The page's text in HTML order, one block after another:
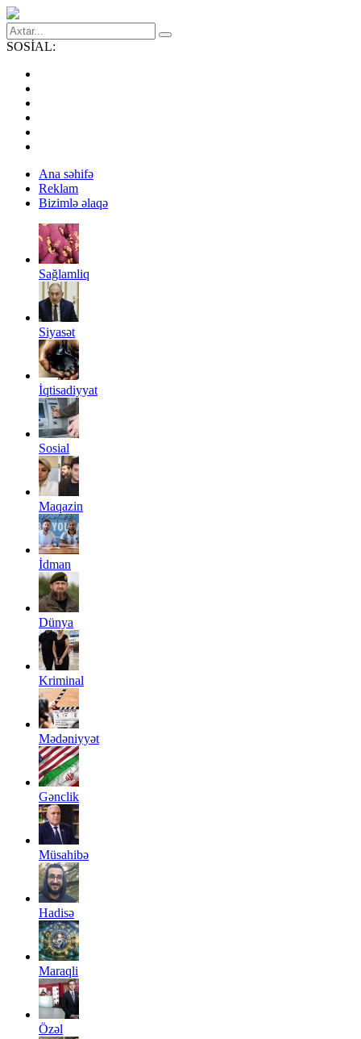
SOSİAL:
Ana səhifə
Reklam
Bizimlə əlaqə
Sağlamliq
Siyasət
İqtisadiyyat
Sosial
Maqazin
İdman
Dünya
Kriminal
Mədəniyyət
Gənclik
Müsahibə
Hadisə
Maraqli
Özəl